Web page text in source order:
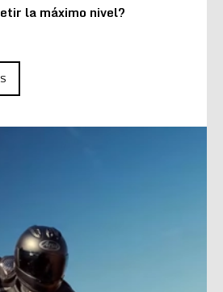
la máximo nivel?